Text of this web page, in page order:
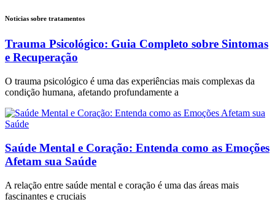
Noticias sobre tratamentos
Trauma Psicológico: Guia Completo sobre Sintomas
e Recuperação
O trauma psicológico é uma das experiências mais complexas da
condição humana, afetando profundamente a
Saúde Mental e Coração: Entenda como as Emoções
Afetam sua Saúde
A relação entre saúde mental e coração é uma das áreas mais
fascinantes e cruciais